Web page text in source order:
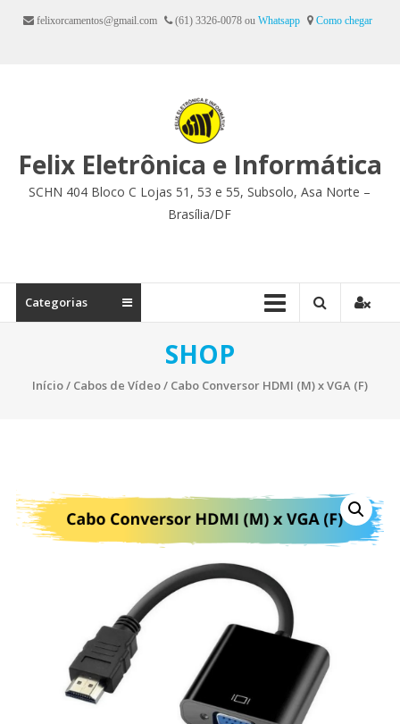
para
felixorcamentos@gmail.com (61) 3326-0078 ou Whatsapp Como chegar
Felix Eletrônica e Informática
SCHN 404 Bloco C Lojas 51, 53 e 55, Subsolo, Asa Norte –
Brasília/DF
Categorias
SHOP
Início/ Cabos de Vídeo/ Cabo Conversor HDMI (M) x VGA (F)